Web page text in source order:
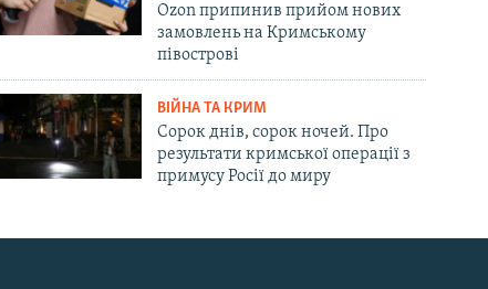
Ozon припинив прийом нових
замовлень на Кримському
півострові
ВІЙНА ТА КРИМ
Сорок днів, сорок ночей. Про
результати кримської операції з
примусу Росії до миру